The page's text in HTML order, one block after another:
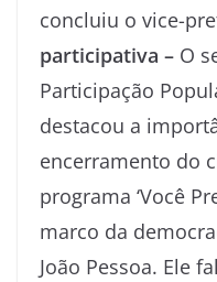
concluiu o vice-
participativa – O
Participação
destacou a
encerramento do
programa ‘Você
marco da
João Pessoa. Ele